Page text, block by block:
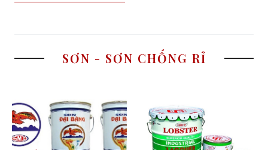
SƠN - SƠN CHỐNG RỈ